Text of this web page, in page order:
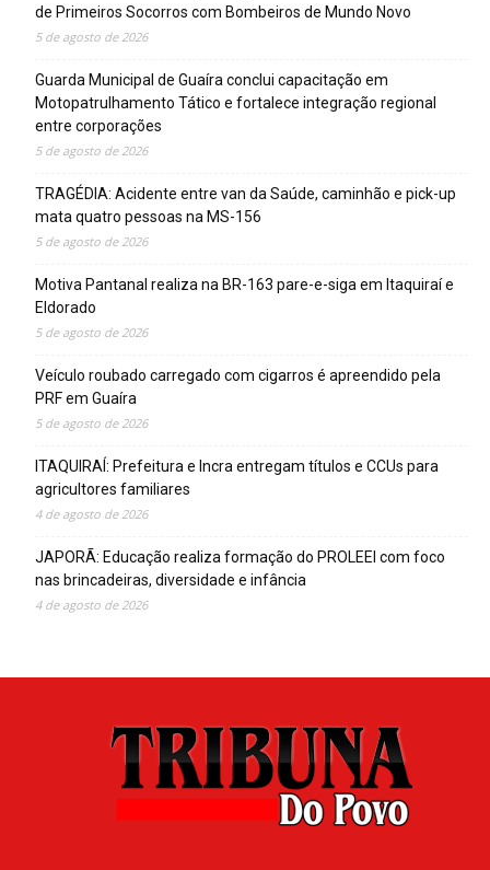
de Primeiros Socorros com Bombeiros de Mundo Novo
5 de agosto de 2026
Guarda Municipal de Guaíra conclui capacitação em
Motopatrulhamento Tático e fortalece integração regional
entre corporações
5 de agosto de 2026
TRAGÉDIA: Acidente entre van da Saúde, caminhão e pick-up
mata quatro pessoas na MS-156
5 de agosto de 2026
Motiva Pantanal realiza na BR-163 pare-e-siga em Itaquiraí e
Eldorado
5 de agosto de 2026
Veículo roubado carregado com cigarros é apreendido pela
PRF em Guaíra
5 de agosto de 2026
ITAQUIRAÍ: Prefeitura e Incra entregam títulos e CCUs para
agricultores familiares
4 de agosto de 2026
JAPORÃ: Educação realiza formação do PROLEEI com foco
nas brincadeiras, diversidade e infância
4 de agosto de 2026